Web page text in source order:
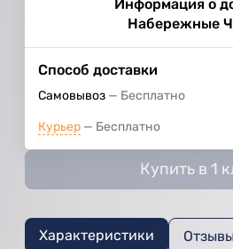
Информация о
Набережные
Способ доставки
Самовывоз Бесплатно
Курьер Бесплатно
Купить в 1
Характеристики